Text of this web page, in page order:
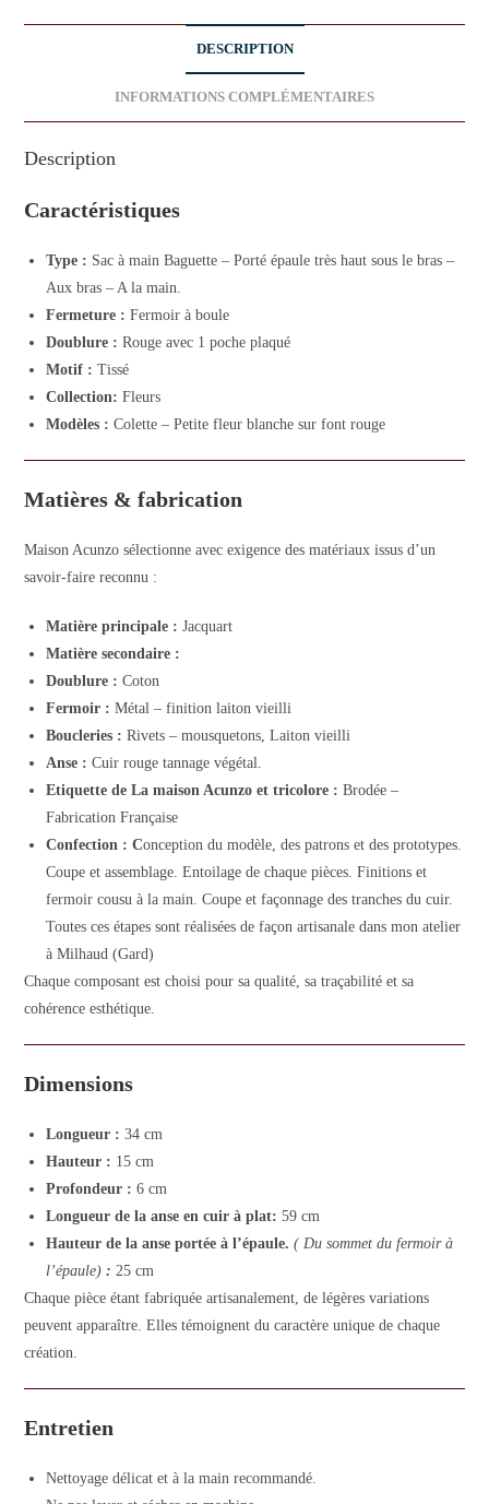
DESCRIPTION
INFORMATIONS COMPLÉMENTAIRES
Description
Caractéristiques
Type : Sac à main Baguette – Porté épaule très haut sous le bras –
Aux bras – A la main.
Fermeture : Fermoir à boule
Doublure : Rouge avec 1 poche plaqué
Motif :Tissé
Collection: Fleurs
Modèles : Colette – Petite fleur blanche sur font rouge
Matières & fabrication
Maison Acunzo sélectionne avec exigence des matériaux issus d’un
savoir-faire reconnu :
Matière principale :Jacquart
Matière secondaire :
Doublure : Coton
Fermoir : Métal – finition laiton vieilli
Boucleries : Rivets – mousquetons, Laiton vieilli
Anse :Cuir rouge tannage végétal.
Etiquette de La maison Acunzo et tricolore : Brodée –
Fabrication Française
Confection : Conception du modèle, des patrons et des prototypes.
Coupe et assemblage. Entoilage de chaque pièces. Finitions et
fermoir cousu à la main. Coupe et façonnage des tranches du cuir.
Toutes ces étapes sont réalisées de façon artisanale dans mon atelier
à Milhaud (Gard)
Chaque composant est choisi pour sa qualité, sa traçabilité et sa
cohérence esthétique.
Dimensions
Longueur : 34 cm
Hauteur : 15 cm
Profondeur : 6 cm
Longueur de la anse en cuir à plat: 59 cm
Hauteur de la anse portée à l’épaule.( Du sommet du fermoir à
l’épaule) : 25 cm
Chaque pièce étant fabriquée artisanalement, de légères variations
peuvent apparaître. Elles témoignent du caractère unique de chaque
création.
Entretien
Nettoyage délicat et à la main recommandé.